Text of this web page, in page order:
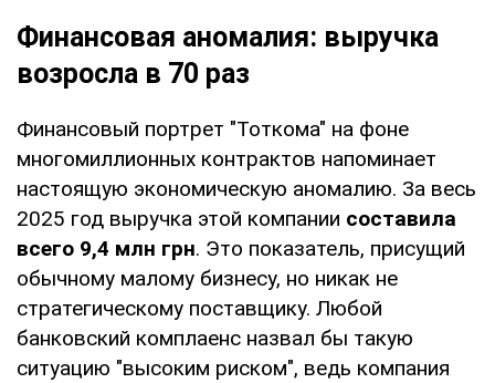
Финансовая аномалия: выручка
возросла в 70 раз
Финансовый портрет "Тоткома" на фоне
многомиллионных контрактов напоминает
настоящую экономическую аномалию. За весь
2025 год выручка этой компании составила
всего 9,4 млн грн. Это показатель, присущий
обычному малому бизнесу, но никак не
стратегическому поставщику. Любой
банковский комплаенс назвал бы такую
ситуацию "высоким риском", ведь компания